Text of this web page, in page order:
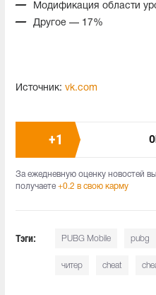
Модификация области
Другое — 17%
Источник: vk.com
+1
За ежедневную оценку новостей вы
получаете +0.2 в свою карму
Тэги: PUBG Mobile pubg
читер cheat